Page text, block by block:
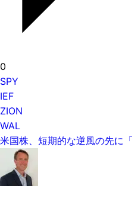
0
SPY
IEF
ZION
WAL
米国株、短期的な逆風の先に